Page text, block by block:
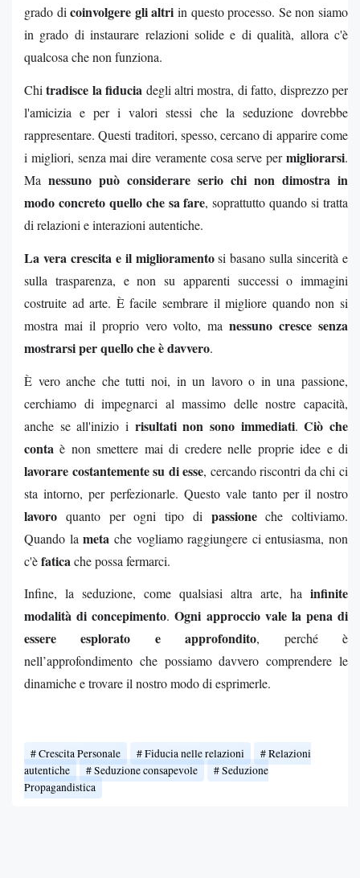
grado dicoinvolgere gli altri in questo processo. Se non siamo
in grado di instaurare relazioni solide e di qualità, allora c'è
qualcosa che non funziona.
Chitradisce la fiducia degli altri mostra, di fatto, disprezzo per
l'amicizia e per i valori stessi che la seduzione dovrebbe
rappresentare. Questi traditori, spesso, cercano di apparire come
i migliori, senza mai dire veramente cosa serve permigliorarsi.
Ma nessuno può considerare serio chi non dimostra in
modo concreto quello che sa fare, soprattutto quando si tratta
di relazioni e interazioni autentiche.
La vera crescita e il miglioramentosi basano sulla sincerità e
sulla trasparenza, e non su apparenti successi o immagini
costruite ad arte. È facile sembrare il migliore quando non si
mostra mai il proprio vero volto, manessuno cresce senza
mostrarsi per quello che è davvero.
È vero anche che tutti noi, in un lavoro o in una passione,
cerchiamo di impegnarci al massimo delle nostre capacità,
anche se all'inizio i risultati non sono immediati.Ciò che
conta è non smettere mai di credere nelle proprie idee e di
lavorare costantemente su di esse, cercando riscontri da chi ci
sta intorno, per perfezionarle. Questo vale tanto per il nostro
lavoro quanto per ogni tipo di passioneche coltiviamo.
Quando lameta che vogliamo raggiungere ci entusiasma, non
c'èfatica che possa fermarci.
Infine, la seduzione, come qualsiasi altra arte, ha infinite
modalità di concepimento.Ogni approccio vale la pena di
essere esplorato e approfondito, perché è
nell’approfondimento che possiamo davvero comprendere le
dinamiche e trovare il nostro modo di esprimerle.
Crescita Personale Fiducia nelle relazioni
Relazioni
autentiche
Seduzione consapevole
Seduzione
Propagandistica